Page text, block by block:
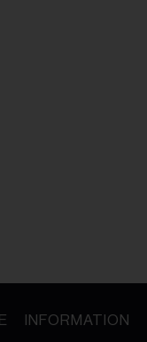
INFORMATION